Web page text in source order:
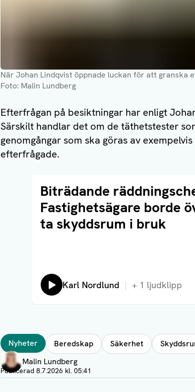
När Johan Lindqvist öppnade luckan för att
Foto: Malin Lundberg
Efterfrågan på besiktningar har enligt
Särskilt handlar det om de täthetstester
genomgångar som ska göras av
efterfrågade.
Biträdande
Fastighetsägare borde
ta skyddsrum i bruk
Läs artikel
Lyssna på:
Karl Nordlund + 1 ljudklipp
Taggar
Nyheter Beredskap Säkerhet
Författare
Malin Lundberg
Visa profil
Publicerad 8.7.2026 kl. 05:41